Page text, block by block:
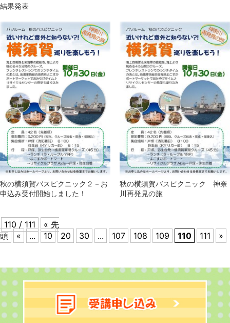
結果発表
秋の横須賀バスピクニック２－お
申込み受付開始しました！
秋の横須賀バスピクニック 神奈
川再発見の旅
110 / 111
« 先
頭
« ... 10 20 30 ... 107 108 109 110 111 »